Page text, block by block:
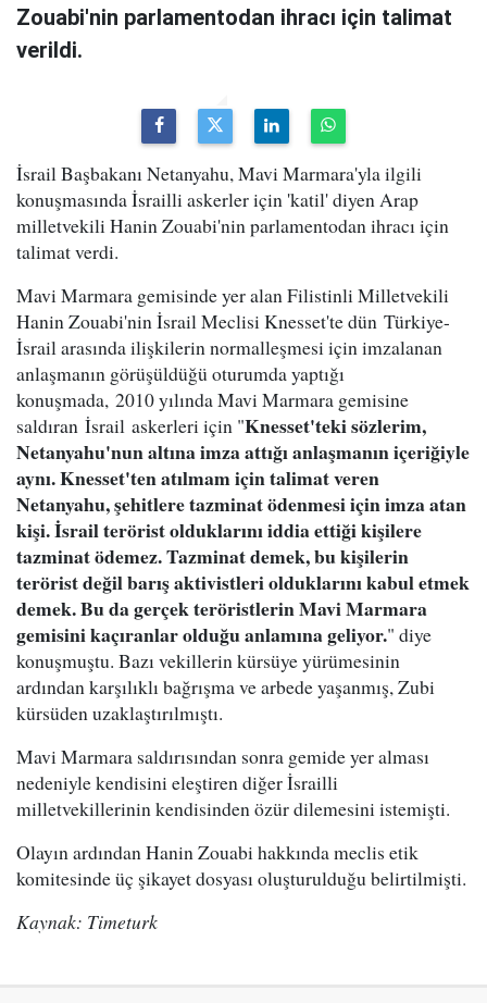
Zouabi'nin parlamentodan ihracı için talimat
verildi.
İsrail Başbakanı Netanyahu, Mavi Marmara'yla ilgili
konuşmasında İsrailli askerler için 'katil' diyen Arap
milletvekili Hanin Zouabi'nin parlamentodan ihracı için
talimat verdi.
Mavi Marmara gemisinde yer alan Filistinli Milletvekili
Hanin Zouabi'nin İsrail Meclisi Knesset'te dün Türkiye-
İsrail arasında ilişkilerin normalleşmesi için imzalanan
anlaşmanın görüşüldüğü oturumda yaptığı
konuşmada, 2010 yılında Mavi Marmara gemisine
saldıran İsrail askerleri için "Knesset'teki sözlerim,
Netanyahu'nun altına imza attığı anlaşmanın içeriğiyle
aynı. Knesset'ten atılmam için talimat veren
Netanyahu, şehitlere tazminat ödenmesi için imza atan
kişi. İsrail terörist olduklarını iddia ettiği kişilere
tazminat ödemez. Tazminat demek, bu kişilerin
terörist değil barış aktivistleri olduklarını kabul etmek
demek. Bu da gerçek teröristlerin Mavi Marmara
gemisini kaçıranlar olduğu anlamına geliyor." diye
konuşmuştu. Bazı vekillerin kürsüye yürümesinin
ardından karşılıklı bağrışma ve arbede yaşanmış, Zubi
kürsüden uzaklaştırılmıştı.
Mavi Marmara saldırısından sonra gemide yer alması
nedeniyle kendisini eleştiren diğer İsrailli
milletvekillerinin kendisinden özür dilemesini istemişti.
Olayın ardından Hanin Zouabi hakkında meclis etik
komitesinde üç şikayet dosyası oluşturulduğu belirtilmişti.
Kaynak: Timeturk